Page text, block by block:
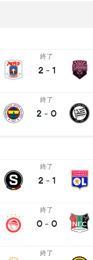
終了
2 - 1
終了
2 - 0
終了
2 - 1
終了
0 - 0
終了